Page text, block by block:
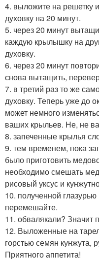
4. выложите на решетку
духовку на 20 минут.
5. через 20 минут
каждую крылышку на
духовку.
6. через 20 минут
снова вытащить,
7. в третий раз то же
духовку. Теперь уже до
может немного
ваших крыльев. Не, не
8. запеченные крылья
9. тем временем, пока
было приготовить
необходимо смешать
рисовый уксус и
10. полученной
перемешайте.
11. обвалякали? Значит
12. Выложенные на
горстью семян кунжута,
Приятного аппетита!